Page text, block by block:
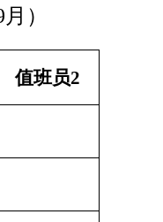
月）
值班员2